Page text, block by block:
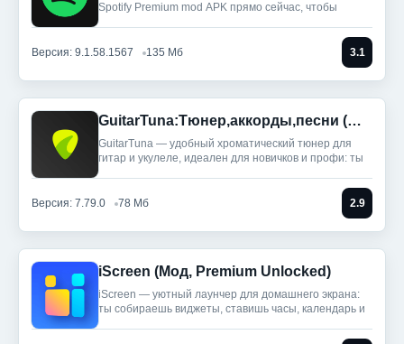
Spotify Premium mod APK прямо сейчас, чтобы
Версия: 9.1.58.1567 135 Мб 3.1
GuitarTuna:Тюнер,аккорды,песни (Мод, Premium Unlocked)
GuitarTuna — удобный хроматический тюнер для
гитар и укулеле, идеален для новичков и профи: ты
Версия: 7.79.0 78 Мб 2.9
iScreen (Мод, Premium Unlocked)
iScreen — уютный лаунчер для домашнего экрана:
ты собираешь виджеты, ставишь часы, календарь и